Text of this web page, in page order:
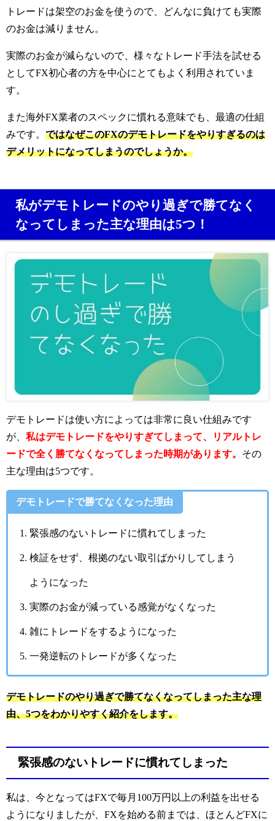
トレードは架空のお金を使うので、どんなに負けても実際
のお金は減りません。
実際のお金が減らないので、様々なトレード手法を試せる
としてFX初心者の方を中心にとてもよく利用されていま
す。
また海外FX業者のスペックに慣れる意味でも、最適の仕組
みです。 ではなぜこのFXのデモトレードをやりすぎるのは
デメリットになってしまうのでしょうか。
私がデモトレードのやり過ぎで勝てなく
なってしまった主な理由は5つ！
デモトレードは使い方によっては非常に良い仕組みです
が、 私はデモトレードをやりすぎてしまって、リアルトレ
ードで全く勝てなくなってしまった時期があります。 その
主な理由は5つです。
デモトレードで勝てなくなった理由
緊張感のないトレードに慣れてしまった
検証をせず、根拠のない取引ばかりしてしまう
ようになった
実際のお金が減っている感覚がなくなった
雑にトレードをするようになった
一発逆転のトレードが多くなった
デモトレードのやり過ぎで勝てなくなってしまった主な理
由、5つをわかりやすく紹介をします。
緊張感のないトレードに慣れてしまった
私は、今となってはFXで毎月100万円以上の利益を出せる
ようになりましたが、FXを始める前までは、ほとんどFXに